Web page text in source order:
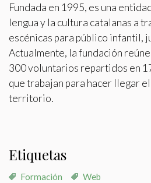
Fundada en 1995, es una
lengua y la cultura catalanas a
escénicas para público infantil,
Actualmente, la fundación
300 voluntarios repartidos en
que trabajan para hacer llegar
territorio.
Etiquetas
Formación
Web